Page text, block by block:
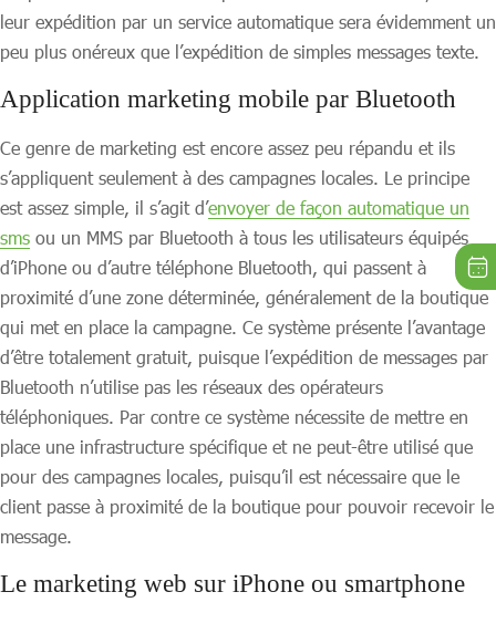
leur expédition par un service automatique sera évidemment un
peu plus onéreux que l’expédition de simples messages texte.
Application marketing mobile par Bluetooth
Ce genre de marketing est encore assez peu répandu et ils
s’appliquent seulement à des campagnes locales. Le principe
est assez simple, il s’agit d’envoyer de façon automatique un
sms ou un MMS par Bluetooth à tous les utilisateurs équipés
d’iPhone ou d’autre téléphone Bluetooth, qui passent à
proximité d’une zone déterminée, généralement de la boutique
qui met en place la campagne. Ce système présente l’avantage
d’être totalement gratuit, puisque l’expédition de messages par
Bluetooth n’utilise pas les réseaux des opérateurs
téléphoniques. Par contre ce système nécessite de mettre en
place une infrastructure spécifique et ne peut-être utilisé que
pour des campagnes locales, puisqu’il est nécessaire que le
client passe à proximité de la boutique pour pouvoir recevoir le
message.
Le marketing web sur iPhone ou smartphone